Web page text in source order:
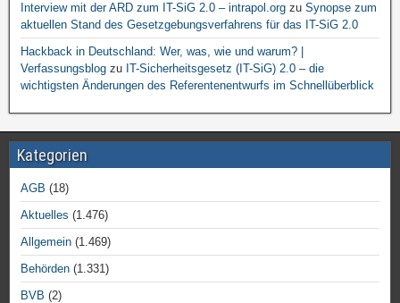
Interview mit der ARD zum IT-SiG 2.0 – intrapol.org zu Synopse zum
aktuellen Stand des Gesetzgebungsverfahrens für das IT-SiG 2.0
Hackback in Deutschland: Wer, was, wie und warum? |
Verfassungsblog zu IT-Sicherheitsgesetz (IT-SiG) 2.0 – die
wichtigsten Änderungen des Referentenentwurfs im Schnellüberblick
Kategorien
AGB (18)
Aktuelles (1.476)
Allgemein (1.469)
Behörden (1.331)
BVB (2)